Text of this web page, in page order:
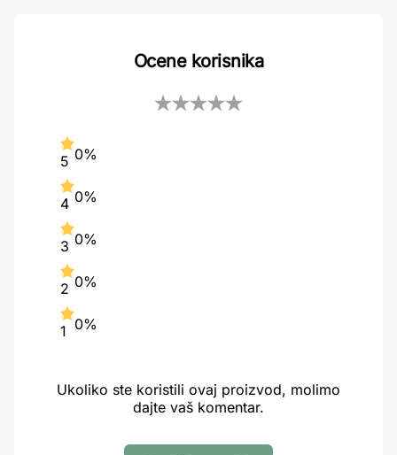
Ocene korisnika
5 0%
4 0%
3 0%
2 0%
1 0%
Ukoliko ste koristili ovaj proizvod, molimo
dajte vaš komentar.